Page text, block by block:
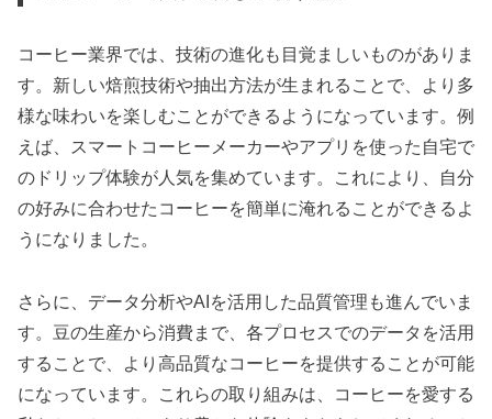
コーヒー業界では、技術の進化も目覚ましいものがありま
す。新しい焙煎技術や抽出方法が生まれることで、より多
様な味わいを楽しむことができるようになっています。例
えば、スマートコーヒーメーカーやアプリを使った自宅で
のドリップ体験が人気を集めています。これにより、自分
の好みに合わせたコーヒーを簡単に淹れることができるよ
うになりました。
さらに、データ分析やAIを活用した品質管理も進んでいま
す。豆の生産から消費まで、各プロセスでのデータを活用
することで、より高品質なコーヒーを提供することが可能
になっています。これらの取り組みは、コーヒーを愛する